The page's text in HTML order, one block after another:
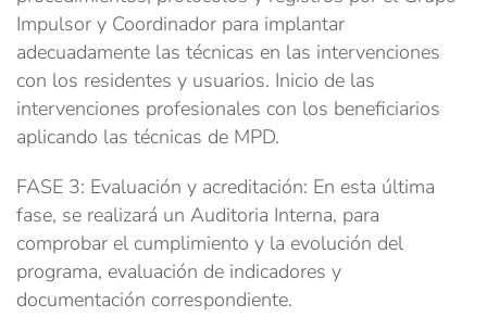
Impulsor y Coordinador para implantar
adecuadamente las técnicas en las intervenciones
con los residentes y usuarios. Inicio de las
intervenciones profesionales con los beneficiarios
aplicando las técnicas de MPD.
FASE 3: Evaluación y acreditación: En esta última
fase, se realizará un Auditoria Interna, para
comprobar el cumplimiento y la evolución del
programa, evaluación de indicadores y
documentación correspondiente.